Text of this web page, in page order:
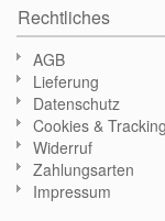
Rechtliches
AGB
Lieferung
Datenschutz
Cookies & Tracking
Widerruf
Zahlungsarten
Impressum